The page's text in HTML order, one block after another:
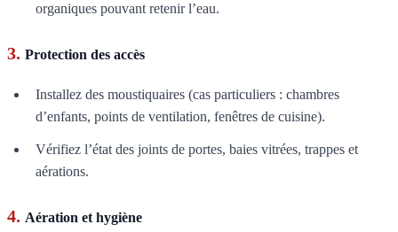
organiques pouvant retenir l’eau.
3. Protection des accès
Installez des moustiquaires (cas particuliers : chambres
d’enfants, points de ventilation, fenêtres de cuisine).
Vérifiez l’état des joints de portes, baies vitrées, trappes et
aérations.
4. Aération et hygiène